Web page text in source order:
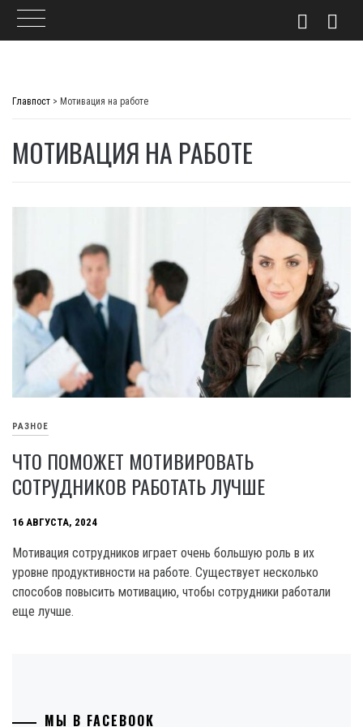
Главпост > Мотивация на работе
МОТИВАЦИЯ НА РАБОТЕ
РАЗНОЕ
ЧТО ПОМОЖЕТ МОТИВИРОВАТЬ
СОТРУДНИКОВ РАБОТАТЬ ЛУЧШЕ
16 АВГУСТА, 2024
Мотивация сотрудников играет очень большую роль в их
уровне продуктивности на работе. Существует несколько
способов повысить мотивацию, чтобы сотрудники работали
еще лучше.
МЫ В FACEBOOK